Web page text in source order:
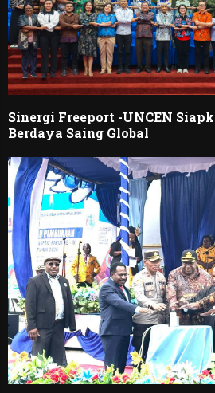
Sinergi Freeport -UNCEN
Berdaya Saing Global